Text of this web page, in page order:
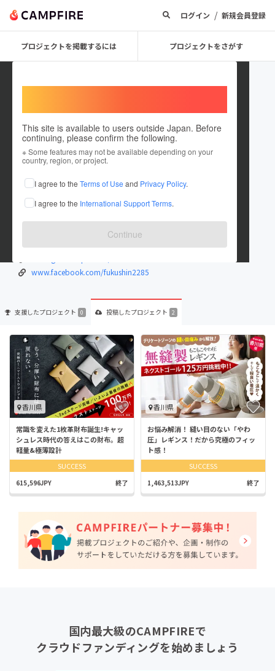
ログイン / 新規会員登録
プロジェクトを掲載するには プロジェクトをさがす
This site is available to users outside Japan. Before
continuing, please confirm the following.
※ Some features may not be available depending on your
country, region, or project.
I agree to the Terms of Use and Privacy Policy.
I agree to the International Support Terms.
Continue
GlovesDEPO
これまでに2件のプロジェクトを投稿しています
在住国：日本 現在地：香川県
出身国：日本 出身地：香川県
www.facebook.com/fukushin2285
支援したプロジェクト 0 投稿したプロジェクト 2
香川県
常識を変えた1枚革財布誕生!キャッ
シュレス時代の答えはこの財布。超
軽量&極薄設計
SUCCESS
615,596JPY 終了
香川県
お悩み解消！ 縫い目のない「やわ
圧」レギンス！だから究極のフィッ
ト感！
SUCCESS
1,463,513JPY 終了
国内最大級のCAMPFIREで
クラウドファンディングを始めましょう